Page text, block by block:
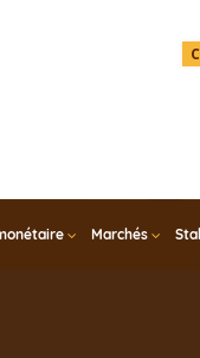
Marchés